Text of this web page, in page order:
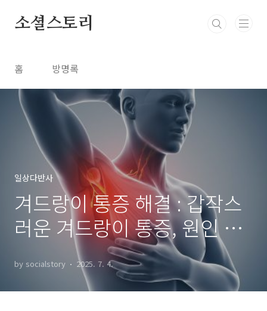
소셜스토리
홈 방명록
일상다반사
겨드랑이 통증 해결 : 갑작스
러운 겨드랑이 통증, 원인 및
해결책! (2025년 최신 정보)
by socialstory 2025. 7. 4.